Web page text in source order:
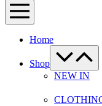
Menü-
Schalter
Home
Shop
Menü-
Schalter
NEW IN